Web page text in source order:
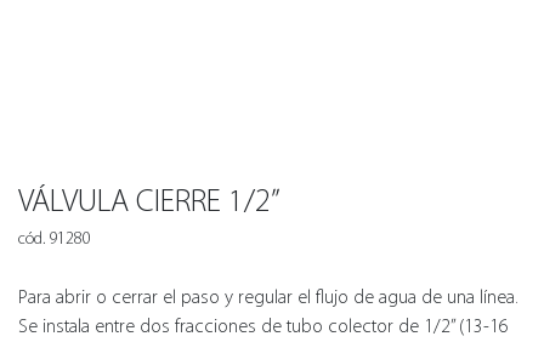
VÁLVULA CIERRE 1/2”
cód. 91280
Para abrir o cerrar el paso y regular el flujo de agua de una línea.
Se instala entre dos fracciones de tubo colector de 1/2” (13-16